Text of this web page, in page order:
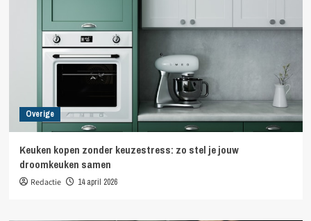
Overige
Keuken kopen zonder keuzestress: zo stel je jouw
droomkeuken samen
Redactie 14 april 2026